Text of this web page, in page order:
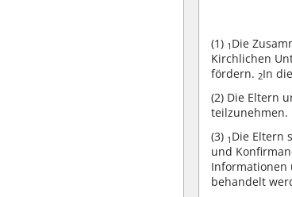
(1) 1 Die
Kirchlichen
fördern. 2In
(2) Die Eltern
teilzunehmen.
(3) 1 Die Eltern
und
Informationen
behandelt